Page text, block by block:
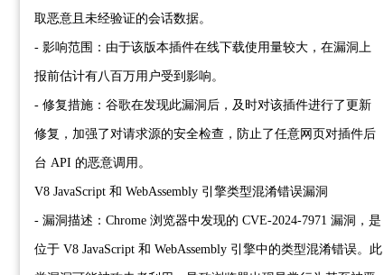
取恶意且未经验证的会话数据。
- 影响范围：由于该版本插件在线下载使用量较大，在漏洞上
报前估计有八百万用户受到影响。
- 修复措施：谷歌在发现此漏洞后，及时对该插件进行了更新
修复，加强了对请求源的安全检查，防止了任意网页对插件后
台 API 的恶意调用。
V8 JavaScript 和 WebAssembly 引擎类型混淆错误漏洞
- 漏洞描述：Chrome 浏览器中发现的 CVE-2024-7971 漏洞，是
位于 V8 JavaScript 和 WebAssembly 引擎中的类型混淆错误。此